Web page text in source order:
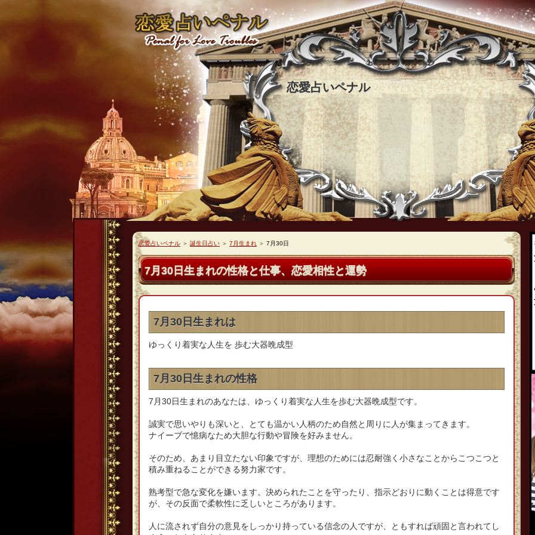
恋愛占いペナル
恋愛占いペナル ＞ 誕生日占い ＞ 7月生まれ ＞ 7月30日
7月30日生まれの性格と仕事、恋愛相性と運勢
7月30日生まれは
ゆっくり着実な人生を 歩む大器晩成型
7月30日生まれの性格
7月30日生まれのあなたは、ゆっくり着実な人生を歩む大器晩成型です。
誠実で思いやりも深いと、とても温かい人柄のため自然と周りに人が集まってきます。
ナイーブで憶病なため大胆な行動や冒険を好みません。
そのため、あまり目立たない印象ですが、理想のためには忍耐強く小さなことからこつこつと
積み重ねることができる努力家です。
熟考型で急な変化を嫌います。決められたことを守ったり、指示どおりに動くことは得意です
が、その反面で柔軟性に乏しいところがあります。
人に流されず自分の意見をしっかり持っている信念の人ですが、ともすれば頑固と言われてし